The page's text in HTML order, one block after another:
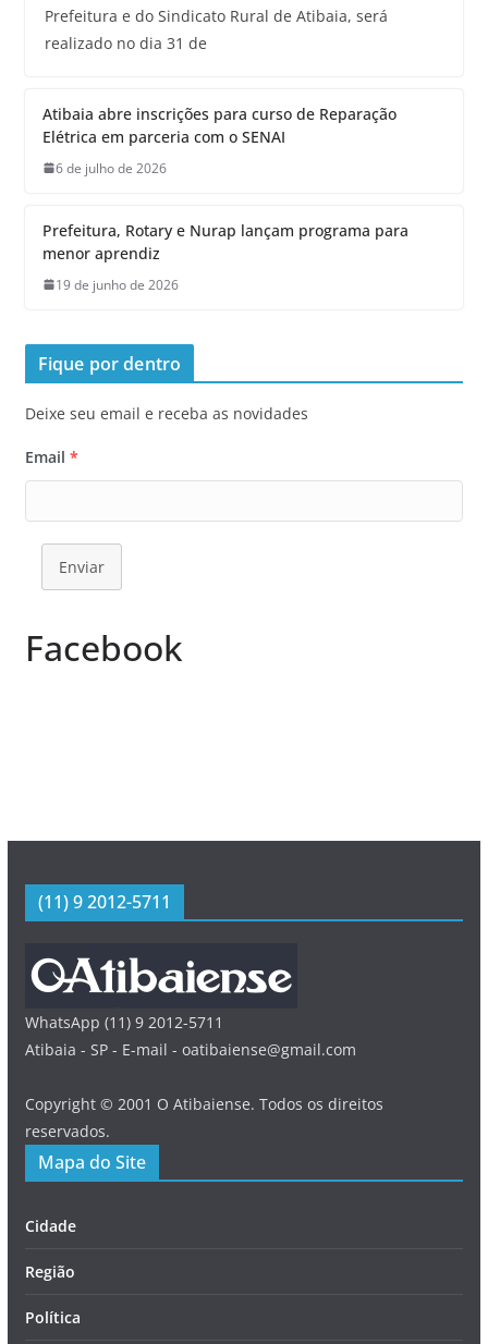
Prefeitura e do Sindicato Rural de Atibaia, será
realizado no dia 31 de
Atibaia abre inscrições para curso de Reparação
Elétrica em parceria com o SENAI
6 de julho de 2026
Prefeitura, Rotary e Nurap lançam programa para
menor aprendiz
19 de junho de 2026
Fique por dentro
Deixe seu email e receba as novidades
Email *
Enviar
Facebook
(11) 9 2012-5711
WhatsApp (11) 9 2012-5711
Atibaia - SP - E-mail - oatibaiense@gmail.com
Copyright © 2001 O Atibaiense. Todos os direitos
reservados.
Mapa do Site
Cidade
Região
Política